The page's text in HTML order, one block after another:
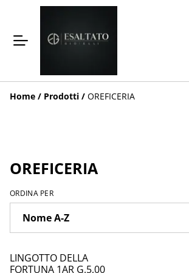
Home / Prodotti / OREFICERIA
OREFICERIA
ORDINA PER
LINGOTTO DELLA
FORTUNA 1AR G.5,00